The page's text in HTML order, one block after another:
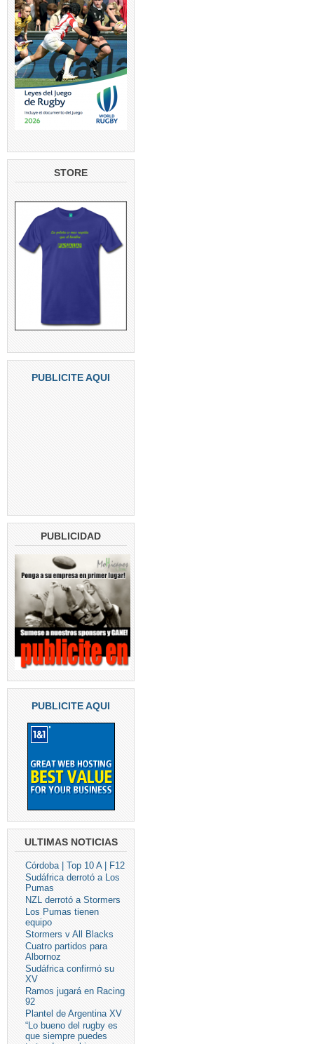
STORE
PUBLICITE AQUI
PUBLICIDAD
PUBLICITE AQUI
ULTIMAS NOTICIAS
Córdoba | Top 10 A | F12
Sudáfrica derrotó a Los
Pumas
NZL derrotó a Stormers
Los Pumas tienen
equipo
Stormers v All Blacks
Cuatro partidos para
Albornoz
Sudáfrica confirmó su
XV
Ramos jugará en Racing
92
Plantel de Argentina XV
“Lo bueno del rugby es
que siempre puedes